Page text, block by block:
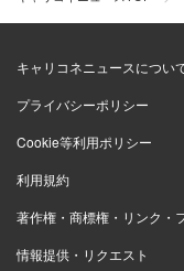
キャリコネニュースについ
プライバシーポリシー
Cookie等利用ポリシー
利用規約
著作権・商標権・リンク・
情報提供・リクエスト